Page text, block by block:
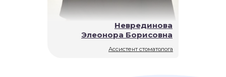
Ассистент стоматолога
Неврединова
Элеонора Борисовна